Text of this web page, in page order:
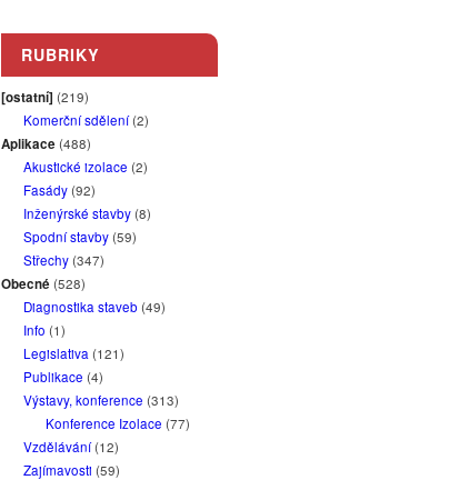
RUBRIKY
[ostatní] (219)
Komerční sdělení(2)
Aplikace (488)
Akustické izolace (2)
Fasády(92)
Inženýrské stavby(8)
Spodní stavby(59)
Střechy(347)
Obecné (528)
Diagnostika staveb (49)
Info (1)
Legislativa (121)
Publikace (4)
Výstavy, konference (313)
Konference Izolace (77)
Vzdělávání(12)
Zajímavosti (59)